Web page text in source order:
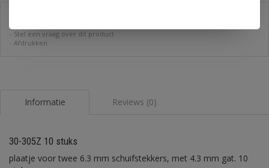
- Stel een vraag over dit product
- Afdrukken
Informatie Reviews (0)
30-305Z 10 stuks
plaatje voor twee 6.3 mm schuifstekkers, met 4.3 mm gat. 10